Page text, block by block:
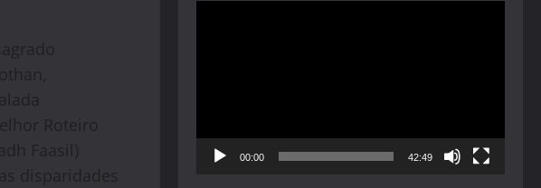
Roteiro
Faasil)
disparidades
00:00 42:49